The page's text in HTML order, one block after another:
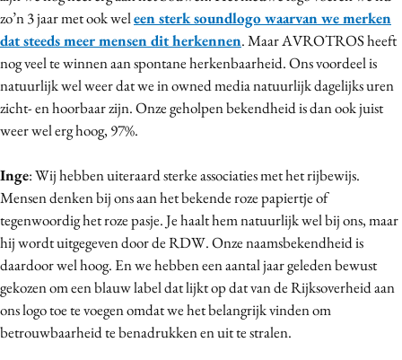
zo’n 3 jaar met ook weleen sterk soundlogo waarvan we merken
dat steeds meer mensen dit herkennen. Maar AVROTROS heeft
nog veel te winnen aan spontane herkenbaarheid. Ons voordeel is
natuurlijk wel weer dat we in owned media natuurlijk dagelijks uren
zicht- en hoorbaar zijn. Onze geholpen bekendheid is dan ook juist
weer wel erg hoog, 97%.
Inge: Wij hebben uiteraard sterke associaties met het rijbewijs.
Mensen denken bij ons aan het bekende roze papiertje of
tegenwoordig het roze pasje. Je haalt hem natuurlijk wel bij ons, maar
hij wordt uitgegeven door de RDW. Onze naamsbekendheid is
daardoor wel hoog. En we hebben een aantal jaar geleden bewust
gekozen om een blauw label dat lijkt op dat van de Rijksoverheid aan
ons logo toe te voegen omdat we het belangrijk vinden om
betrouwbaarheid te benadrukken en uit te stralen.